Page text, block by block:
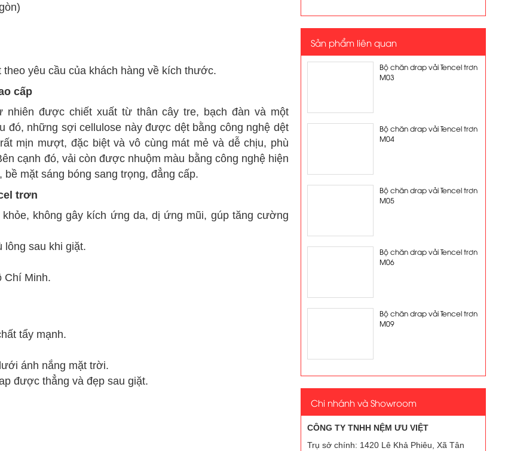
theo yêu cầu của khách hàng về kích thước.
cấp
được chiết xuất từ thân cây tre, bạch đàn và một
đó, những sợi cellulose này được dệt bằng công nghệdệt
mịn mượt, đặc biệt và vô cùng mát mẻ và dễ chịu, phù
cạnh đó, vải còn được nhuộm màu bằng công nghệ hiện
mặt sáng bóng sang trọng, đẳng cấp.
trơn
không gây kích ứng da, dị ứng mũi, gúp tăng cường
lông sau khi giặt.
Chí Minh.
tẩy mạnh.
ánh nắng mặt trời.
được thẳng và đẹp sau giặt.
Sản phẩm liên quan
Bộ chăn drap vải Tencel trơn
M03
Bộ chăn drap vải Tencel trơn
M04
Bộ chăn drap vải Tencel trơn
M05
Bộ chăn drap vải Tencel trơn
M06
Bộ chăn drap vải Tencel trơn
M09
Chi nhánh và Showroom
CÔNG TY TNHH NỆM ƯU VIỆT
Trụ sở chính: 1420 Lê Khả Phiêu, Xã Tân